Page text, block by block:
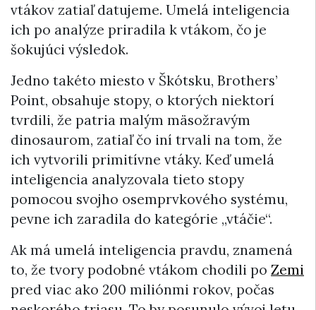
vtákov zatiaľ datujeme. Umelá inteligencia
ich po analýze priradila k vtákom, čo je
šokujúci výsledok.
Jedno takéto miesto v Škótsku, Brothers’
Point, obsahuje stopy, o ktorých niektorí
tvrdili, že patria malým mäsožravým
dinosaurom, zatiaľ čo iní trvali na tom, že
ich vytvorili primitívne vtáky. Keď umelá
inteligencia analyzovala tieto stopy
pomocou svojho osemprvkového systému,
pevne ich zaradila do kategórie „vtáčie“.
Ak má umelá inteligencia pravdu, znamená
to, že tvory podobné vtákom chodili po Zemi
pred viac ako 200 miliónmi rokov, počas